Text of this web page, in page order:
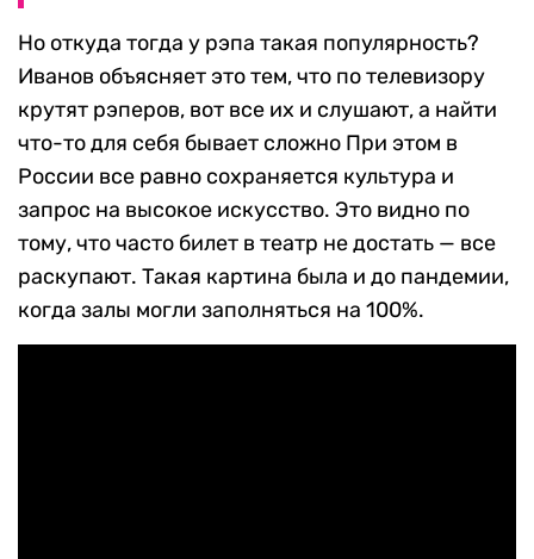
Но откуда тогда у рэпа такая популярность?
Иванов объясняет это тем, что по телевизору
крутят рэперов, вот все их и слушают, а найти
что-то для себя бывает сложно При этом в
России все равно сохраняется культура и
запрос на высокое искусство. Это видно по
тому, что часто билет в театр не достать — все
раскупают. Такая картина была и до пандемии,
когда залы могли заполняться на 100%.